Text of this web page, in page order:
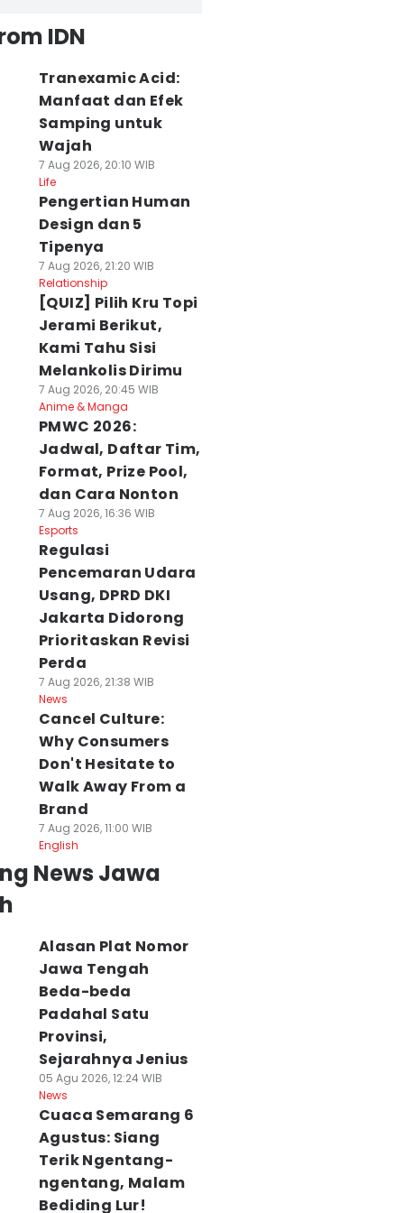
IDN
Tranexamic Acid:
Manfaat dan Efek
Samping untuk
Wajah
7 Aug 2026, 20:10 WIB
Life
Pengertian Human
Design dan 5
Tipenya
7 Aug 2026, 21:20 WIB
Relationship
[QUIZ] Pilih Kru Topi
Jerami Berikut,
Kami Tahu Sisi
Melankolis Dirimu
7 Aug 2026, 20:45 WIB
Anime & Manga
PMWC 2026:
Jadwal, Daftar Tim,
Format, Prize Pool,
dan Cara Nonton
7 Aug 2026, 16:36 WIB
Esports
Regulasi
Pencemaran Udara
Usang, DPRD DKI
Jakarta Didorong
Prioritaskan Revisi
Perda
7 Aug 2026, 21:38 WIB
News
Cancel Culture:
Why Consumers
Don't Hesitate to
Walk Away From a
Brand
7 Aug 2026, 11:00 WIB
English
News Jawa
Alasan Plat Nomor
Jawa Tengah
Beda-beda
Padahal Satu
Provinsi,
Sejarahnya Jenius
05 Agu 2026, 12:24 WIB
News
Cuaca Semarang 6
Agustus: Siang
Terik Ngentang-
ngentang, Malam
Bediding Lur!